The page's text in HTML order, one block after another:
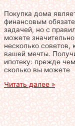
Покупка дома
финансовым
задачей, но с
можете
несколько советов,
вашей мечты.
ипотеку: прежде
сколько вы можете
Читать далее »